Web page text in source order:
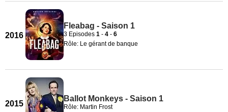
2016
Fleabag - Saison 1
3 Episodes 1 - 4 - 6
Rôle: Le gérant de banque
2015
Ballot Monkeys - Saison 1
Rôle: Martin Frost